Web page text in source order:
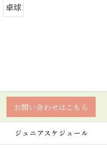
卓球
お問い合わせはこちら
ジュニアスケジュール